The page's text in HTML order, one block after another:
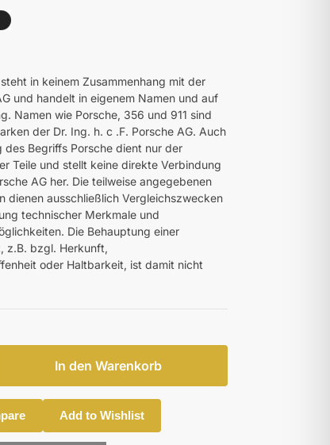
in keinem Zusammenhang mit der
und handelt in eigenem Namen und auf
Namen wie Porsche, 356 und 911 sind
der Dr. Ing. h. c .F. Porsche AG. Auch
des Begriffs Porsche dient nur der
Teile und stellt keine direkte Verbindung
AG her. Die teilweise angegebenen
dienen ausschließlich Vergleichszwecken
technischer Merkmale und
Die Behauptung einer
z.B. bzgl. Herkunft,
oder Haltbarkeit, ist damit nicht
In den Warenkorb
Add to Wishlist